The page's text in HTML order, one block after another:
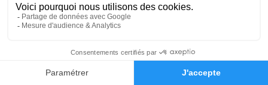
Alerte décès
Consultez nos offres d'emploi
Politique de traitement des données
Mentions légales